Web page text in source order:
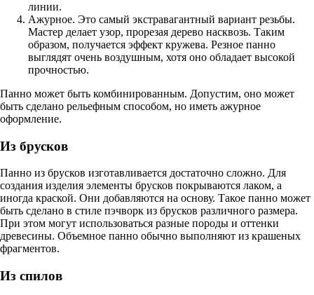
линии.
Ажурное. Это самый экстравагантный вариант резьбы.
Мастер делает узор, прорезая дерево насквозь. Таким
образом, получается эффект кружева. Резное панно
выглядят очень воздушным, хотя оно обладает высокой
прочностью.
Панно может быть комбинированным. Допустим, оно может
быть сделано рельефным способом, но иметь ажурное
оформление.
Из брусков
Панно из брусков изготавливается достаточно сложно. Для
создания изделия элементы брусков покрываются лаком, а
иногда краской. Они добавляются на основу. Такое панно может
быть сделано в стиле пэчворк из брусков различного размера.
При этом могут использоваться разные породы и оттенки
древесины. Объемное панно обычно выполняют из крашеных
фрагментов.
Из спилов